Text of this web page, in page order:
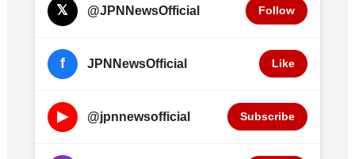
𝕏 @JPNNewsOfficial Follow
f JPNNewsOfficial Like
▶ @jpnnewsofficial Subscribe